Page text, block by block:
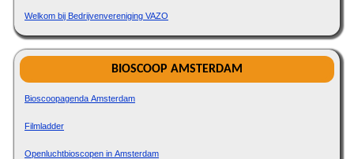
Welkom bij Bedrijvenvereniging VAZO
BIOSCOOP AMSTERDAM
Bioscoopagenda Amsterdam
Filmladder
Openluchtbioscopen in Amsterdam